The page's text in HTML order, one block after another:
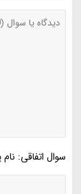
سوال اتفاقی: